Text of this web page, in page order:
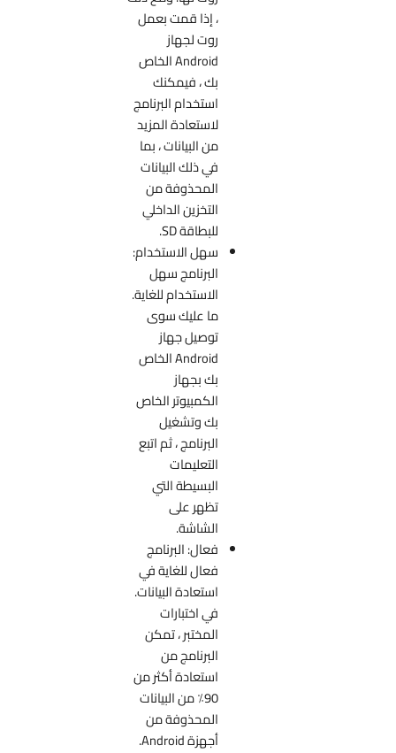
، إذا قمت بعمل
روت لجهاز
Android الخاص
بك ، فيمكنك
استخدام البرنامج
لاستعادة المزيد
من البيانات ، بما
في ذلك البيانات
المحذوفة من
التخزين الداخلي
للبطاقة SD.
سهل الاستخدام:
البرنامج سهل
الاستخدام للغاية.
ما عليك سوى
توصيل جهاز
Android الخاص
بك بجهاز
الكمبيوتر الخاص
بك وتشغيل
البرنامج ، ثم اتبع
التعليمات
البسيطة التي
تظهر على
الشاشة.
فعال: البرنامج
فعال للغاية في
استعادة البيانات.
في اختبارات
المختبر ، تمكن
البرنامج من
استعادة أكثر من
90٪ من البيانات
المحذوفة من
أجهزة Android.